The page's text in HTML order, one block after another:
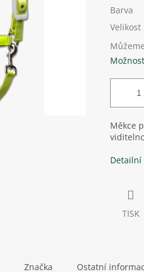
Barva
Velikost
Měkce
TISK
Značka Ostatní